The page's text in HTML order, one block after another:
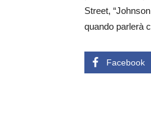
Street,
quando parlerà
Facebook